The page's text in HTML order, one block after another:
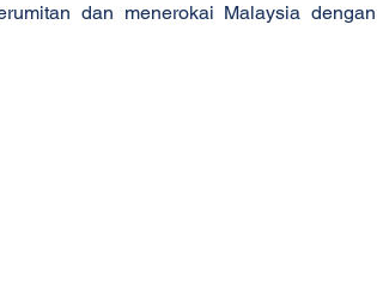
dan menerokai Malaysia dengan